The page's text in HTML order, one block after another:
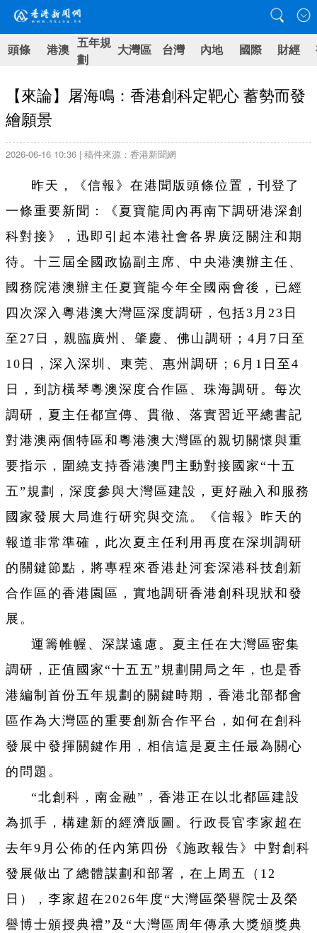
頭條 港澳 五年規
劃
大灣區 台灣 內地 國際 財經
【來論】屠海鳴：香港創科定靶心 蓄勢而發
繪願景
2026-06-16 10:36 | 稿件來源：香港新聞網
昨天，《信報》在港聞版頭條位置，刊登了
一條重要新聞：《夏寶龍周內再南下調研港深創
科對接》，迅即引起本港社會各界廣泛關注和期
待。十三屆全國政協副主席、中央港澳辦主任、
國務院港澳辦主任夏寶龍今年全國兩會後，已經
四次深入粵港澳大灣區深度調研，包括3月23日
至27日，親臨廣州、肇慶、佛山調研；4月7日至
10日，深入深圳、東莞、惠州調研；6月1日至4
日，到訪橫琴粵澳深度合作區、珠海調研。每次
調研，夏主任都宣傳、貫徹、落實習近平總書記
對港澳兩個特區和粵港澳大灣區的親切關懷與重
要指示，圍繞支持香港澳門主動對接國家“十五
五”規劃，深度參與大灣區建設，更好融入和服務
國家發展大局進行研究與交流。《信報》昨天的
報道非常準確，此次夏主任利用再度在深圳調研
的關鍵節點，將專程來香港赴河套深港科技創新
合作區的香港園區，實地調研香港創科現狀和發
展。
運籌帷幄、深謀遠慮。夏主任在大灣區密集
調研，正值國家“十五五”規劃開局之年，也是香
港編制首份五年規劃的關鍵時期，香港北部都會
區作為大灣區的重要創新合作平台，如何在創科
發展中發揮關鍵作用，相信這是夏主任最為關心
的問題。
“北創科，南金融”，香港正在以北都區建設
為抓手，構建新的經濟版圖。行政長官李家超在
去年9月公佈的任內第四份《施政報告》中對創科
發展做出了總體謀劃和部署，在上周五（12
日），李家超在2026年度“大灣區榮譽院士及榮
譽博士頒授典禮”及“大灣區周年傳承大獎頒獎典